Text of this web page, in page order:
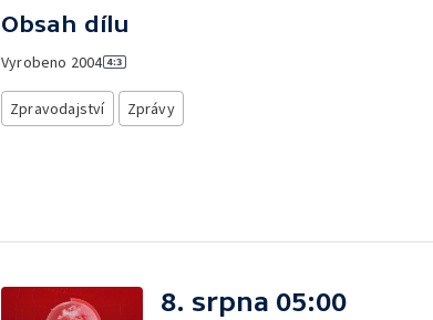
Obsah dílu
Vyrobeno 2004
Zpravodajství Zprávy
8. srpna 05:00